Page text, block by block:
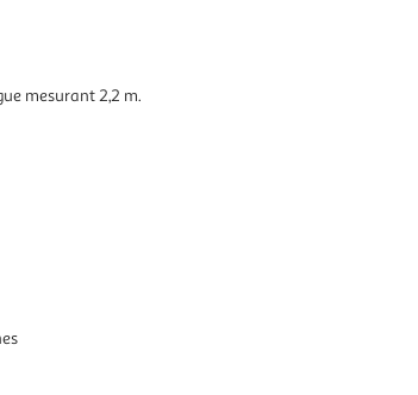
mesurant 2,2 m.